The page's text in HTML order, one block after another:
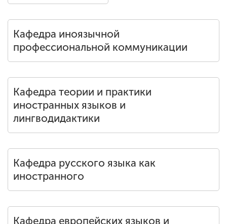
Кафедра иноязычной
профессиональной коммуникации
Кафедра теории и практики
иностранных языков и
лингводидактики
Кафедра русского языка как
иностранного
Кафедра европейских языков и